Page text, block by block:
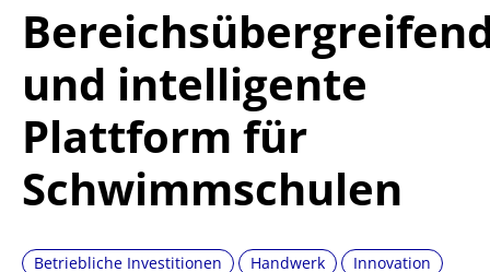
Förderangebote
Magazin
und intelligente
Plattform für
Schwimmschulen
Betriebliche Investitionen Handwerk Innovation